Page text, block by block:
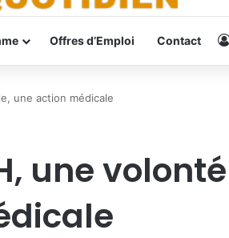
Offres d’Emploi Contact
une action médicale
une volonté